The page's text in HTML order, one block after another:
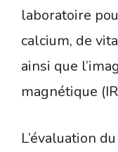
laboratoire
calcium, de
ainsi que
magnétique
L’évaluation